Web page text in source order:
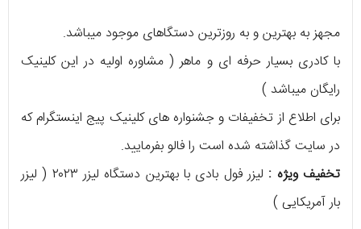
مجهز به بهترین و به روزترین دستگاهای موجود میباشد.
با کادری بسیار حرفه ای و ماهر ( مشاوره اولیه در این کلینیک
رایگان میباشد )
برای اطلاع از تخفیفات و جشنواره های کلینیک پیج اینستگرام که
در سایت گذاشته شده است را فالو بفرمایید.
تخفیف ویژه :
لیزر فول بادی با بهترین دستگاه لیزر ۲۰۲۳ ( لیزر
بار آمریکایی )